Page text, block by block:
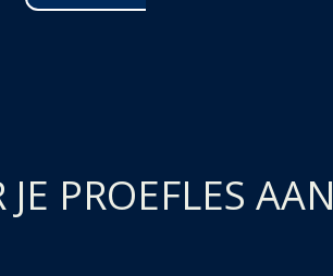
PROEFLES AAN